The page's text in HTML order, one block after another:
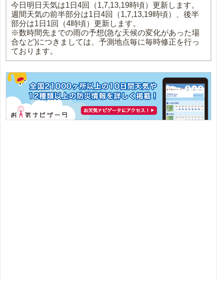
今日明日天気は1日4回（1,7,13,19時頃）更新します。
週間天気の前半部分は1日4回（1,7,13,19時頃）、後半
部分は1日1回（4時頃）更新します。
※数時間先までの雨の予想(急な天候の変化があった場
合など)につきましては、予測地点毎に毎時修正を行っ
ております。